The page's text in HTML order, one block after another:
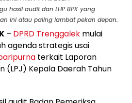
hasil audit dan LHP BPK yang
ini atau paling lambat pekan depan.
– DPRD Trenggalek mulai
agenda strategis usai
terkait Laporan
(LPJ) Kepala Daerah Tahun